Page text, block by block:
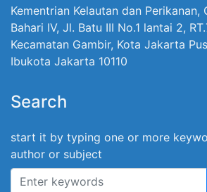
Kementrian Kelautan dan Perikanan,
Bahari IV, Jl. Batu III No.1 lantai 2,
Kecamatan Gambir, Kota Jakarta
Ibukota Jakarta 10110
Search
start it by typing one or more
author or subject